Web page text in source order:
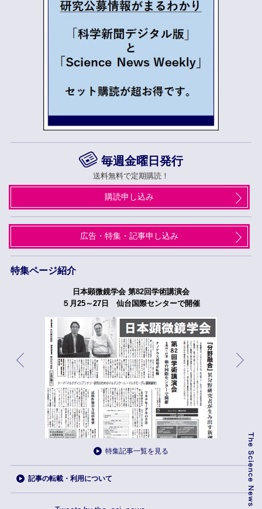
毎週金曜日発行
送料無料で定期購読！
購読申し込み
広告・特集・記事申し込み
特集ページ紹介
日本顕微鏡学会 第82回学術講演会
５月25～27日 仙台国際センターで開催
特集記事一覧を見る
記事の転載・利用について